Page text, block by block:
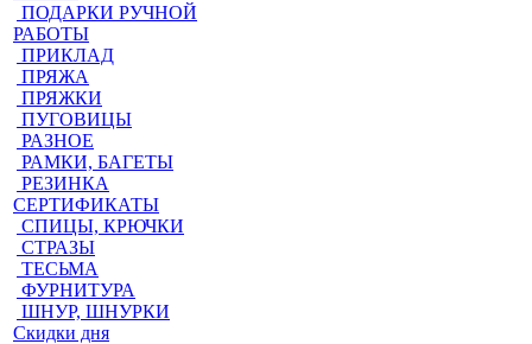
ПОДАРКИ РУЧНОЙ
РАБОТЫ
ПРИКЛАД
ПРЯЖА
ПРЯЖКИ
ПУГОВИЦЫ
РАЗНОЕ
РАМКИ, БАГЕТЫ
РЕЗИНКА
СЕРТИФИКАТЫ
СПИЦЫ, КРЮЧКИ
СТРАЗЫ
ТЕСЬМА
ФУРНИТУРА
ШНУР, ШНУРКИ
Скидки дня